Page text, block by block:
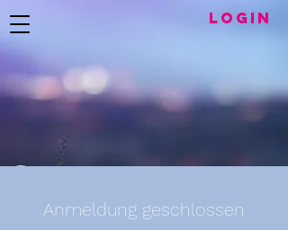
LogIN
Anmeldung geschlossen